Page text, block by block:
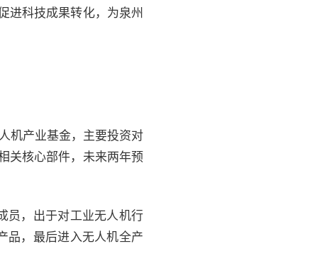
进科技成果转化，为泉州
机产业基金，主要投资对
关核心部件，未来两年预
员，出于对工业无人机行
品，最后进入无人机全产